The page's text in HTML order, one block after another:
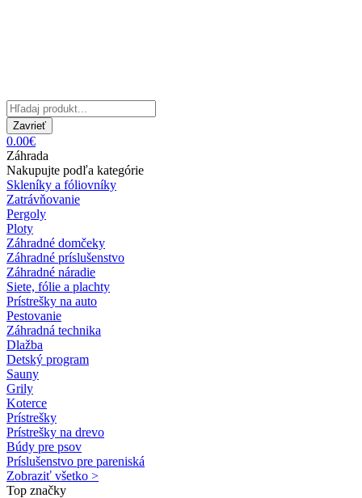
Zavrieť
0.00€
Záhrada
Nakupujte podľa kategórie
Skleníky a fóliovníky
Zatrávňovanie
Pergoly
Ploty
Záhradné domčeky
Záhradné príslušenstvo
Záhradné náradie
Siete, fólie a plachty
Prístrešky na auto
Pestovanie
Záhradná technika
Dlažba
Detský program
Sauny
Grily
Koterce
Prístrešky
Prístrešky na drevo
Búdy pre psov
Príslušenstvo pre pareniská
Zobraziť všetko >
Top značky